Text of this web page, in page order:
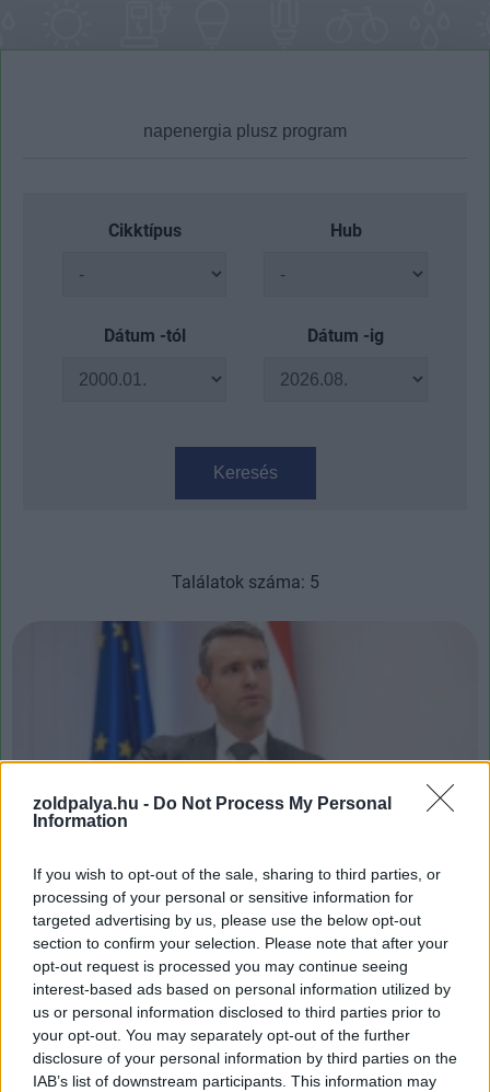
zoldpalya.hu - Do Not Process My Personal
Information
If you wish to opt-out of the sale, sharing to third parties, or
processing of your personal or sensitive information for
targeted advertising by us, please use the below opt-out
section to confirm your selection. Please note that after your
opt-out request is processed you may continue seeing
interest-based ads based on personal information utilized by
us or personal information disclosed to third parties prior to
your opt-out. You may separately opt-out of the further
disclosure of your personal information by third parties on the
IAB’s list of downstream participants. This information may
Cikktípus Hub
Dátum -tól Dátum -ig
Keresés
Találatok száma: 5
A kormány új intézkedésekkel kedvezne a
napelemeseknek
Steiner Attila, az energiaügyi államtitkár, erről is beszélt egy
vele készített interjú során.